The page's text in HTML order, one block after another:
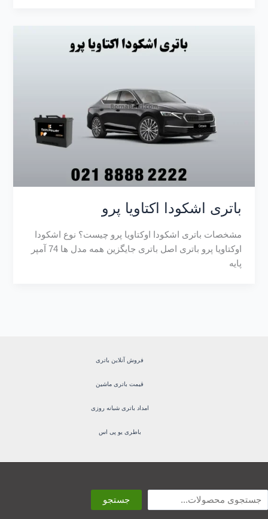
باتری اشکودا اکتاویا پرو
مشخصات باتری اشکودا اوکتاویا پرو چیست؟ نوع اشکودا
اوکتاویا پرو باتری اصل باتری جایگزین همه مدل ها 74 آمپر
پایه
فروش آنلاین باتری
قیمت باتری ماشین
امداد باتری شبانه روزی
باطری یو پی اس
جستجو